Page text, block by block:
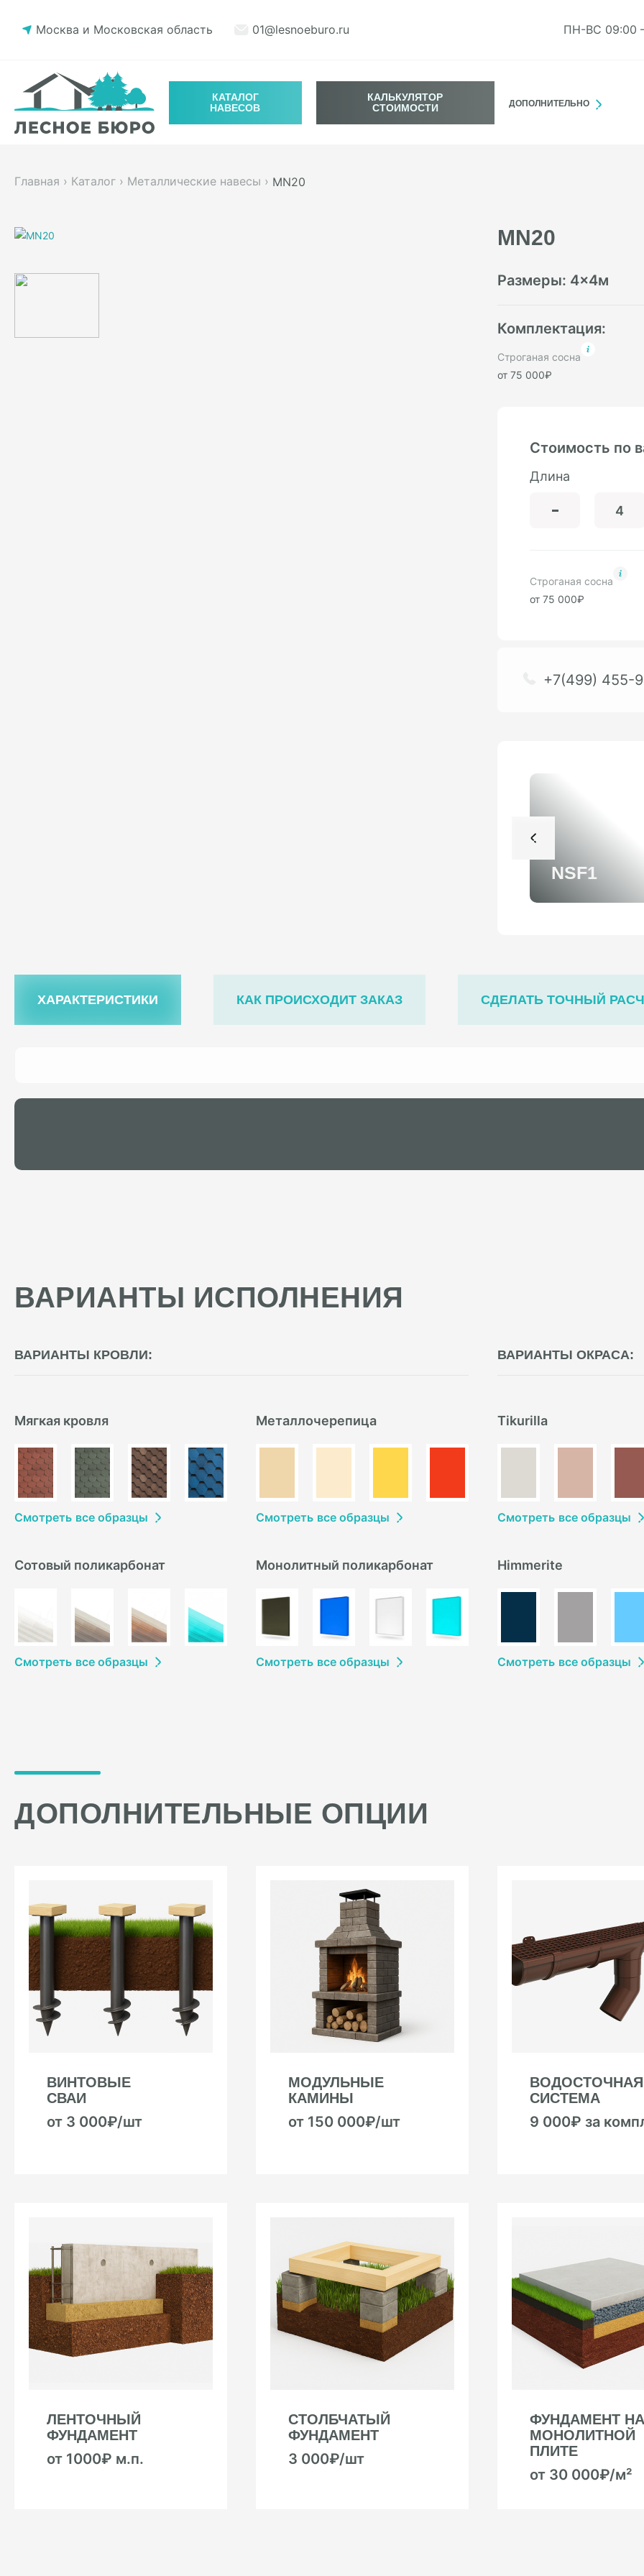
Москва и Московская область 01@lesnoeburo.ru ПН-ВС 09:00
КАТАЛОГ
НАВЕСОВ
КАЛЬКУЛЯТОР
СТОИМОСТИ
ДОПОЛНИТЕЛЬНО
Главная › Каталог › Металлические навесы › MN20
MN20
Размеры: 4×4м
Комплектация:
Строганая сосна
от 75 000₽
Стоимость по
Длина
Строганая сосна
от 75 000₽
+7(499) 455-
NSF1
ХАРАКТЕРИСТИКИ КАК ПРОИСХОДИТ ЗАКАЗ СДЕЛАТЬ ТОЧНЫЙ
ВАРИАНТЫ ИСПОЛНЕНИЯ
ВАРИАНТЫ КРОВЛИ:
Мягкая кровля
Смотреть все образцы
Металлочерепица
Смотреть все образцы
Сотовый поликарбонат
Смотреть все образцы
Монолитный поликарбонат
Смотреть все образцы
ВАРИАНТЫ ОКРАСА:
Tikurilla
Смотреть все образцы
Himmerite
Смотреть все образцы
ДОПОЛНИТЕЛЬНЫЕ ОПЦИИ
ВИНТОВЫЕ
СВАИ
от 3 000₽/шт
МОДУЛЬНЫЕ
КАМИНЫ
от 150 000₽/шт
ВОДОСТОЧНАЯ
СИСТЕМА
9 000₽ за
ЛЕНТОЧНЫЙ
ФУНДАМЕНТ
от 1000₽ м.п.
СТОЛБЧАТЫЙ
ФУНДАМЕНТ
3 000₽/шт
ФУНДАМЕНТ НА
МОНОЛИТНОЙ
ПЛИТЕ
от 30 000₽/м²